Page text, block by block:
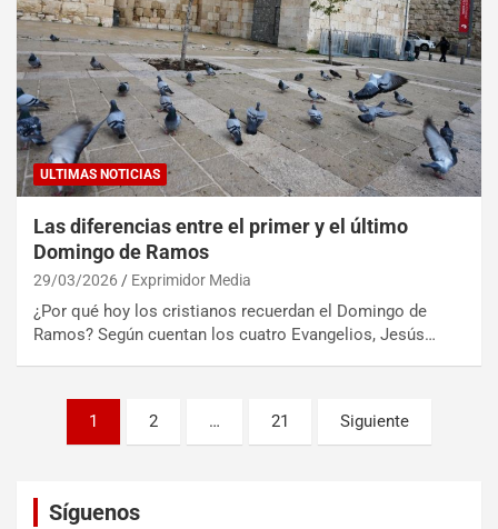
ULTIMAS NOTICIAS
Las diferencias entre el primer y el último
Domingo de Ramos
29/03/2026 Exprimidor Media
¿Por qué hoy los cristianos recuerdan el Domingo de
Ramos? Según cuentan los cuatro Evangelios, Jesús…
1 2 … 21 Siguiente
Síguenos